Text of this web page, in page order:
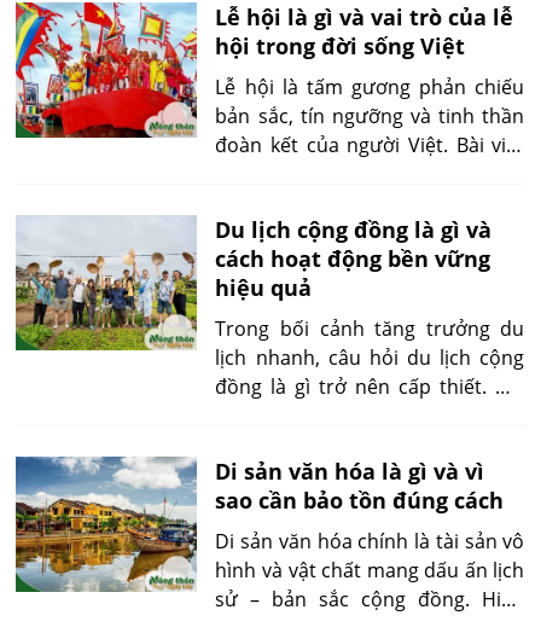
khách trẻ lựa chọn trải nghiệm
này thay vì những tour truyền
thống. Hãy cùng tìm hiểu rõ hơn
về khái niệm, cấu tạo, phân loại
và ý nghĩa thực tế của du lịch ẩm
thực ngay sau đây.
Lễ hội là gì và vai trò của lễ
hội trong đời sống Việt
Lễ hội là tấm gương phản chiếu
bản sắc, tín ngưỡng và tinh thần
đoàn kết của người Việt. Bài viết
tiễn và những hiểu nhầm phổ
biến xoay quanh chủ đề này.
Du lịch cộng đồng là gì và
cách hoạt động bền vững
hiệu quả
Trong bối cảnh tăng trưởng du
lịch nhanh, câu hỏi du lịch cộng
đồng là gì trở nên cấp thiết. Mô
người dân, đồng thời giúp du
khách có trải nghiệm chân thực.
Bài viết sẽ giải mã cặn kẽ khái
niệm, cấu trúc, cách thức vận
hành và cách để du lịch cộng
đồng thực sự phát huy hiệu quả
Di sản văn hóa là gì và vì
sao cần bảo tồn đúng cách
Di sản văn hóa chính là tài sản vô
hình và vật chất mang dấu ấn lịch
sử – bản sắc cộng đồng. Hiểu